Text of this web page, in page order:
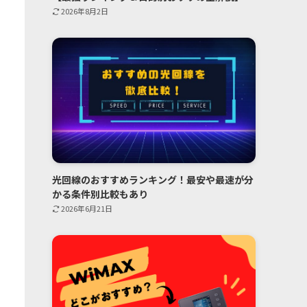
2026年8月2日
光回線のおすすめランキング！最安や最速が分
かる条件別比較もあり
2026年6月21日